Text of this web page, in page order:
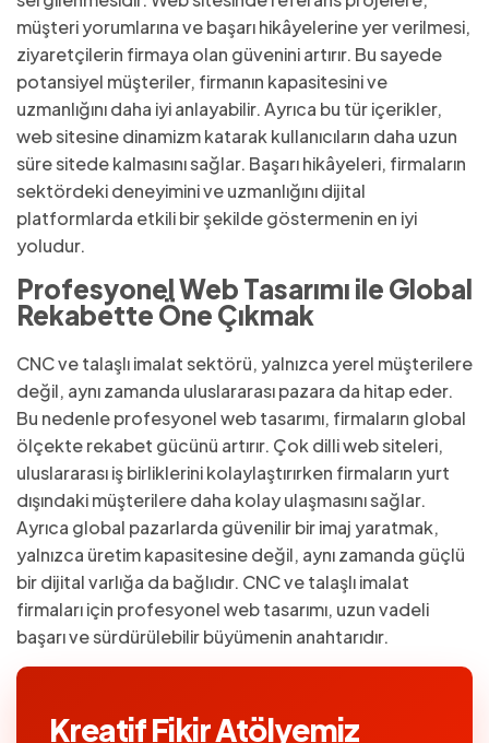
müşteri yorumlarına ve başarı hikâyelerine yer verilmesi,
ziyaretçilerin firmaya olan güvenini artırır. Bu sayede
potansiyel müşteriler, firmanın kapasitesini ve
uzmanlığını daha iyi anlayabilir. Ayrıca bu tür içerikler,
web sitesine dinamizm katarak kullanıcıların daha uzun
süre sitede kalmasını sağlar. Başarı hikâyeleri, firmaların
sektördeki deneyimini ve uzmanlığını dijital
platformlarda etkili bir şekilde göstermenin en iyi
yoludur.
Profesyonel Web Tasarımı ile Global
Rekabette Öne Çıkmak
CNC ve talaşlı imalat sektörü, yalnızca yerel müşterilere
değil, aynı zamanda uluslararası pazara da hitap eder.
Bu nedenle profesyonel web tasarımı, firmaların global
ölçekte rekabet gücünü artırır. Çok dilli web siteleri,
uluslararası iş birliklerini kolaylaştırırken firmaların yurt
dışındaki müşterilere daha kolay ulaşmasını sağlar.
Ayrıca global pazarlarda güvenilir bir imaj yaratmak,
yalnızca üretim kapasitesine değil, aynı zamanda güçlü
bir dijital varlığa da bağlıdır. CNC ve talaşlı imalat
firmaları için profesyonel web tasarımı, uzun vadeli
başarı ve sürdürülebilir büyümenin anahtarıdır.
Kreatif Fikir Atölyemiz